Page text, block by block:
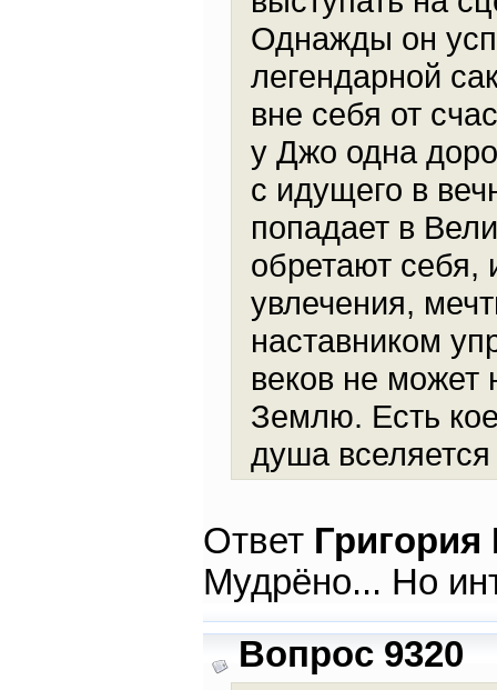
Однажды он
легендарной
вне себя от
у Джо одна
с идущего в
попадает в
обретают
увлечения,
наставником
веков не может
Землю. Есть
душа вселяется
Ответ
Мудрёно... Но
Вопрос 9320